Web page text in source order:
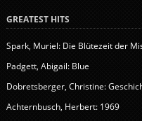
GREATEST HITS
Spark, Muriel: Die Blütezeit der
Padgett, Abigail: Blue
Dobretsberger, Christine:
Achternbusch, Herbert: 1969